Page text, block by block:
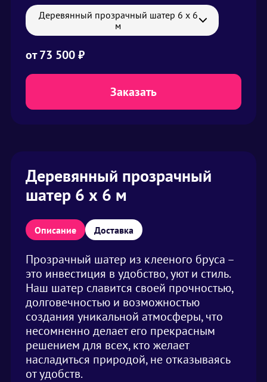
Деревянный прозрачный шатер 6 х 6
м
от73 500 ₽
Заказать
Деревянный прозрачный
шатер 6 х 6 м
Описание Доставка
Прозрачный шатер из клееного бруса –
это инвестиция в удобство, уют и стиль.
Наш шатер славится своей прочностью,
долговечностью и возможностью
создания уникальной атмосферы, что
несомненно делает его прекрасным
решением для всех, кто желает
насладиться природой, не отказываясь
от удобств.